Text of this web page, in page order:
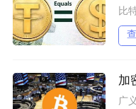
加